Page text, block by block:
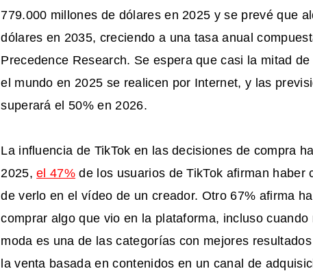
779.000 millones de dólares en 2025 y se prevé que
dólares en 2035, creciendo a una tasa anual
Precedence Research. Se espera que casi la mitad
el mundo en 2025 se realicen por Internet, y las
superará el 50% en 2026.
La influencia de TikTok en las decisiones de compra
2025,el 47% de los usuarios de TikTok afirman haber
de verlo en el vídeo de un creador. Otro 67% afirma
comprar algo que vio en la plataforma, incluso
moda es una de las categorías con mejores
la venta basada en contenidos en un canal de